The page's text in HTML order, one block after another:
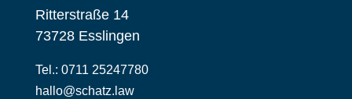
Ritterstraße 14
73728 Esslingen
​​​Tel.: 0711 25247780
hallo@schatz.law